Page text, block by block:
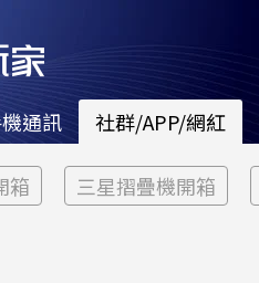
通訊 社群/APP/網紅
箱 三星摺疊機開箱